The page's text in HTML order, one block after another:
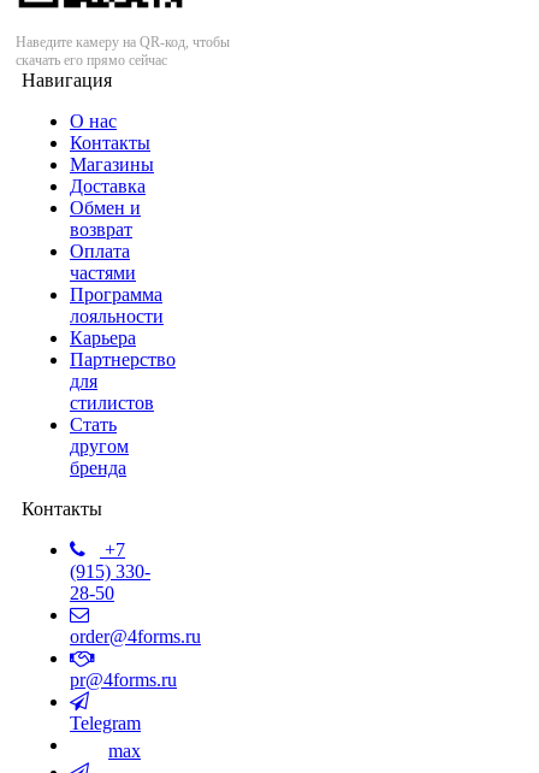
Наведите камеру на QR-код, чтобы
скачать его прямо сейчас
Навигация
О нас
Контакты
Магазины
Доставка
Обмен и
возврат
Оплата
частями
Программа
лояльности
Карьера
Партнерство
для
стилистов
Стать
другом
бренда
Контакты
+7
(915) 330-
28-50
order@4forms.ru
pr@4forms.ru
Telegram
max